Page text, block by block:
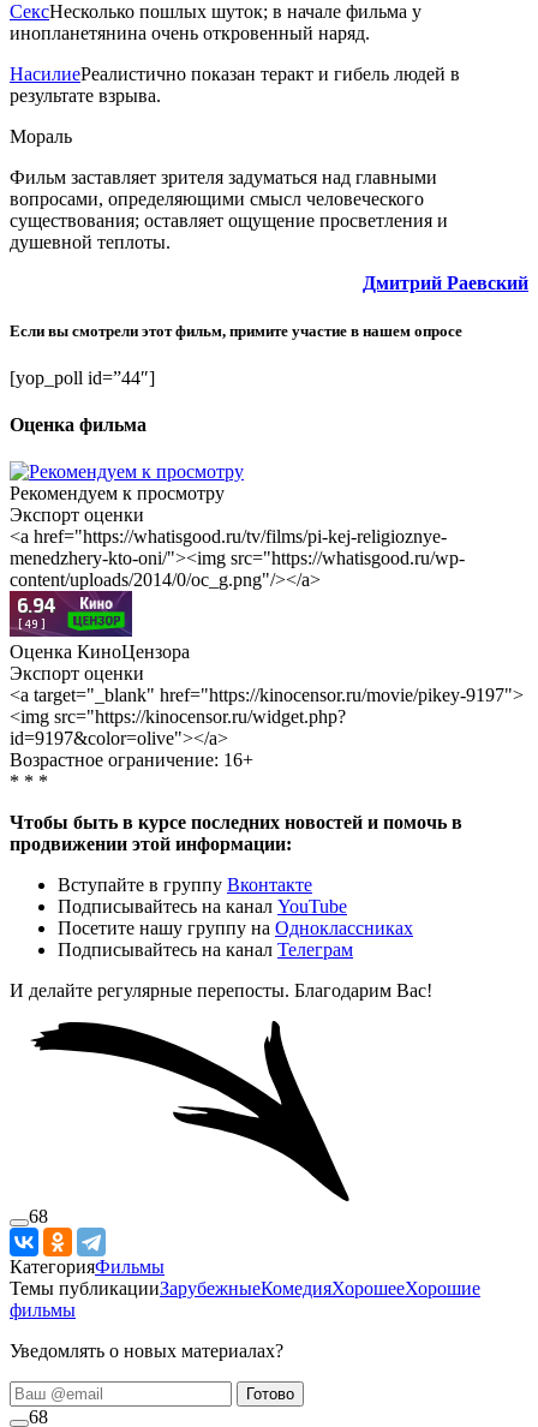
СексНесколько пошлых шуток; в начале фильма у
инопланетянина очень откровенный наряд.
НасилиеРеалистично показан теракт и гибель людей в
результате взрыва.
Мораль
Фильм заставляет зрителя задуматься над главными
вопросами, определяющими смысл человеческого
существования; оставляет ощущение просветления и
душевной теплоты.
Дмитрий Раевский
Если вы смотрели этот фильм, примите участие в нашем опросе
[yop_poll id=”44″]
Оценка фильма
Рекомендуем к просмотру
Экспорт оценки
<a href="https://whatisgood.ru/tv/films/pi-kej-religioznye-
menedzhery-kto-oni/"><img src="https://whatisgood.ru/wp-
content/uploads/2014/0/oc_g.png"/></a>
Оценка КиноЦензора
Экспорт оценки
<a target="_blank" href="https://kinocensor.ru/movie/pikey-9197">
<img src="https://kinocensor.ru/widget.php?
id=9197&color=olive"></a>
Возрастное ограничение: 16+
* * *
Чтобы быть в курсе последних новостей и помочь в
продвижении этой информации:
Вступайте в группу Вконтакте
Подписывайтесь на канал YouTube
Посетите нашу группу на Одноклассниках
Подписывайтесь на канал Телеграм
И делайте регулярные перепосты. Благодарим Вас!
68
КатегорияФильмы
Темы публикацииЗарубежныеКомедияХорошееХорошие
фильмы
Уведомлять о новых материалах?
Готово
68